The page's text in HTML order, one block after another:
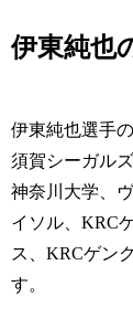
伊東純也
伊東純也選手
須賀シーガル
神奈川大学、
イソル、KRC
ス、KRCゲン
す。